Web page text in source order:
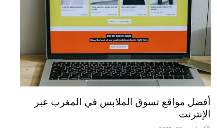
أفضل مواقع تسوق الملابس في المغرب عبر
الإنترنت